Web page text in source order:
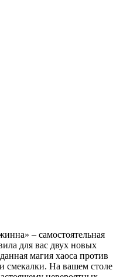
– самостоятельная
для вас двух новых
магия хаоса против
смекалки. На вашем столе